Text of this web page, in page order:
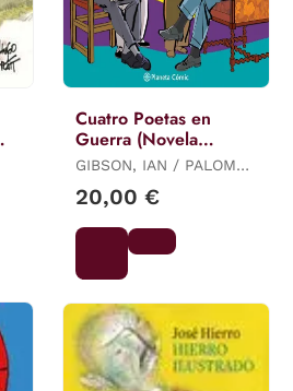
Cuatro Poetas en
Guerra (Novela
Gráfica)
GIBSON, IAN / PALOMO,
QUIQUE
20,00 €